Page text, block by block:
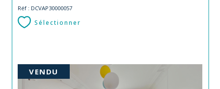
Réf : DCVAP30000057
Sélectionner
VENDU